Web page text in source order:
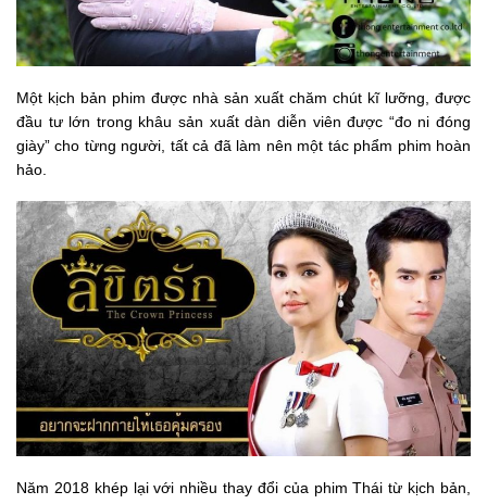
Một kịch bản phim được nhà sản xuất chăm chút kĩ lưỡng, được
đầu tư lớn trong khâu sản xuất dàn diễn viên được “đo ni đóng
giày” cho từng người, tất cả đã làm nên một tác phẩm phim hoàn
hảo.
Năm 2018 khép lại với nhiều thay đổi của phim Thái từ kịch bản,